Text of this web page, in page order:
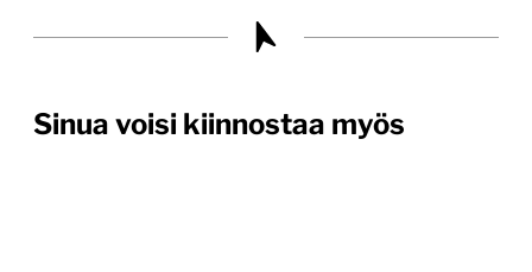
Sinua voisi kiinnostaa myös